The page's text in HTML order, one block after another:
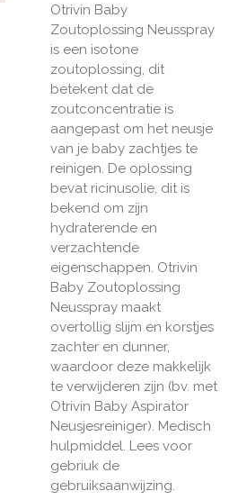
Otrivin Baby
Zoutoplossing Neusspray
is een isotone
zoutoplossing, dit
betekent dat de
zoutconcentratie is
aangepast om het neusje
van je baby zachtjes te
reinigen. De oplossing
bevat ricinusolie, dit is
bekend om zijn
hydraterende en
verzachtende
eigenschappen. Otrivin
Baby Zoutoplossing
Neusspray maakt
overtollig slijm en korstjes
zachter en dunner,
waardoor deze makkelijk
te verwijderen zijn (bv. met
Otrivin Baby Aspirator
Neusjesreiniger). Medisch
hulpmiddel. Lees voor
gebriuk de
gebruiksaanwijzing.